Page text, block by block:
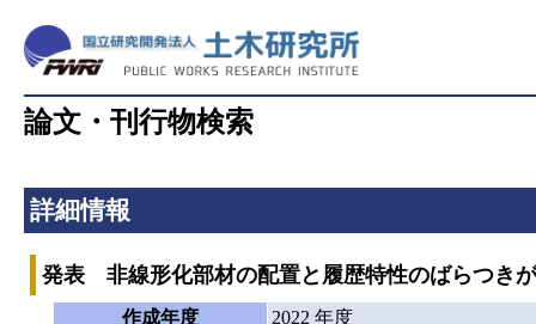
論文・刊行物検索
詳細情報
発表 非線形化部材の配置と履歴特性のばらつき
作成年度
2022 年度